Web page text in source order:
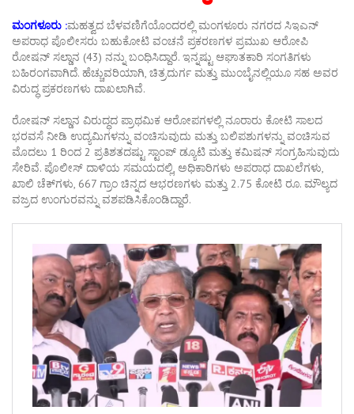
ಮಂಗಳೂರು :ಮಹತ್ವದ ಬೆಳವಣಿಗೆಯೊಂದರಲ್ಲಿ ಮಂಗಳೂರು ನಗರದ ಸಿಇಎನ್
ಅಪರಾಧ ಪೊಲೀಸರು ಬಹುಕೋಟಿ ವಂಚನೆ ಪ್ರಕರಣಗಳ ಪ್ರಮುಖ ಆರೋಪಿ
ರೋಷನ್ ಸಲ್ಡಾನ (43) ನನ್ನು ಬಂಧಿಸಿದ್ದಾರೆ. ಇನ್ನಷ್ಟು ಆಘಾತಕಾರಿ ಸಂಗತಿಗಳು
ಬಹಿರಂಗವಾಗಿದೆ. ಹೆಚ್ಚುವರಿಯಾಗಿ, ಚಿತ್ರದುರ್ಗ ಮತ್ತು ಮುಂಬೈನಲ್ಲಿಯೂ ಸಹ ಅವರ
ವಿರುದ್ಧ ಪ್ರಕರಣಗಳು ದಾಖಲಾಗಿವೆ.
ರೋಷನ್ ಸಲ್ಡಾನ ವಿರುದ್ಧದ ಪ್ರಾಥಮಿಕ ಆರೋಪಗಳಲ್ಲಿ ನೂರಾರು ಕೋಟಿ ಸಾಲದ
ಭರವಸೆ ನೀಡಿ ಉದ್ಯಮಿಗಳನ್ನು ವಂಚಿಸುವುದು ಮತ್ತು ಬಲಿಪಶುಗಳನ್ನು ವಂಚಿಸುವ
ಮೊದಲು 1 ರಿಂದ 2 ಪ್ರತಿಶತದಷ್ಟು ಸ್ಟಾಂಪ್ ಡ್ಯೂಟಿ ಮತ್ತು ಕಮಿಷನ್ ಸಂಗ್ರಹಿಸುವುದು
ಸೇರಿವೆ. ಪೊಲೀಸ್ ದಾಳಿಯ ಸಮಯದಲ್ಲಿ, ಅಧಿಕಾರಿಗಳು ಅಪರಾಧ ದಾಖಲೆಗಳು,
ಖಾಲಿ ಚೆಕ್‌ಗಳು, 667 ಗ್ರಾಂ ಚಿನ್ನದ ಆಭರಣಗಳು ಮತ್ತು 2.75 ಕೋಟಿ ರೂ. ಮೌಲ್ಯದ
ವಜ್ರದ ಉಂಗುರವನ್ನು ವಶಪಡಿಸಿಕೊಂಡಿದ್ದಾರೆ.